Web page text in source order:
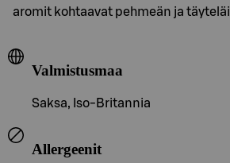
aromit kohtaavat pehmeän ja
Valmistusmaa
Saksa, Iso-Britannia
Allergeenit